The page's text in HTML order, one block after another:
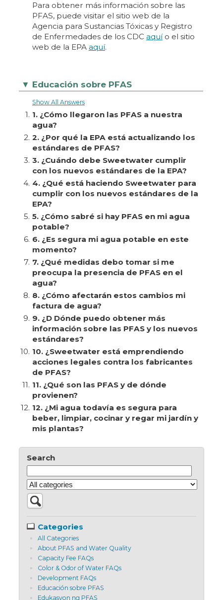
Para obtener más información sobre las
PFAS, puede visitar el sitio web de la
Agencia para Sustancias Tóxicas y Registro
de Enfermedades de los CDC aquío el sitio
web de la EPA aquí.
▼ Educación sobre PFAS
Show All Answers
1. 1. ¿Cómo llegaron las PFAS a nuestra
agua?
2. 2. ¿Por qué la EPA está actualizando los
estándares de PFAS?
3. 3. ¿Cuándo debe Sweetwater cumplir
con los nuevos estándares de la EPA?
4. 4. ¿Qué está haciendo Sweetwater para
cumplir con los nuevos estándares de la
EPA?
5. 5. ¿Cómo sabré si hay PFAS en mi agua
potable?
6. 6. ¿Es segura mi agua potable en este
momento?
7. 7. ¿Qué medidas debo tomar si me
preocupa la presencia de PFAS en el
agua?
8. 8. ¿Cómo afectarán estos cambios mi
factura de agua?
9. 9. ¿D Dónde puedo obtener más
información sobre las PFAS y los nuevos
estándares?
10. 10. ¿Sweetwater está emprendiendo
acciones legales contra los fabricantes
de PFAS?
11. 11. ¿Qué son las PFAS y de dónde
provienen?
12. 12. ¿Mi agua todavía es segura para
beber, limpiar, cocinar y regar mi jardín y
mis plantas?
Search
Categories
All Categories
About PFAS and Water Quality
Capacity Fee FAQs
Color & Odor of Water FAQs
Development FAQs
Educación sobre PFAS
Edukasyon ng PFAS